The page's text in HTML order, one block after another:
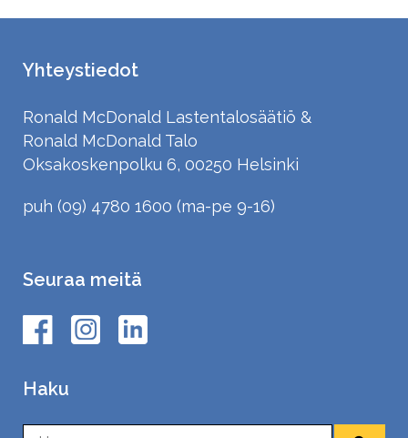
Yhteystiedot
Ronald McDonald Lastentalosäätiö &
Ronald McDonald Talo
Oksakoskenpolku 6, 00250 Helsinki
puh (09) 4780 1600 (ma-pe 9-16)
Seuraa meitä
Haku